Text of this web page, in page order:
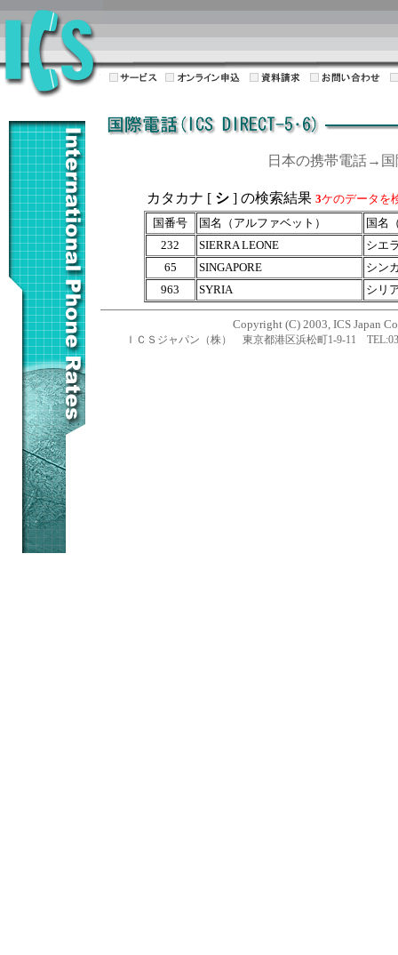
日本の携帯電話→
カタカナ [ シ] の検索結果 3ケのデータを
国番号
国名（アルファベット）
国名
232
SIERRA LEONE
シエ
65
SINGAPORE
シン
963
SYRIA シリ
Copyright (C) 2003, ICS Japan
ＩＣＳジャパン（株） 東京都港区浜松町1-9-11